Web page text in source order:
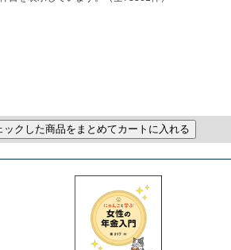
ックした商品をまとめてカートに入れる